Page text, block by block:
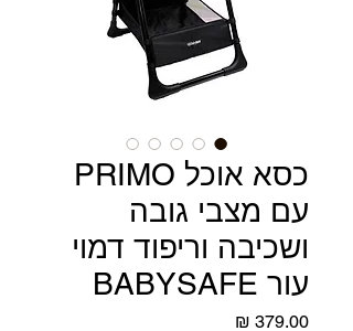
כסא אוכל PRIMO
עם מצבי גובה
ושכיבה וריפוד דמוי
עור BABYSAFE